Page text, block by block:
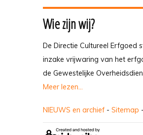
Wie zijn wij?
De Directie Cultureel Erfgoed
inzake vrijwaring van het
de Gewestelijke
Meer lezen...
NIEUWS en archief - Sitemap -